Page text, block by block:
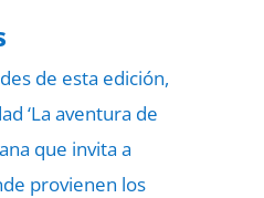
de esta edición,
‘La aventura de
que invita a
provienen los